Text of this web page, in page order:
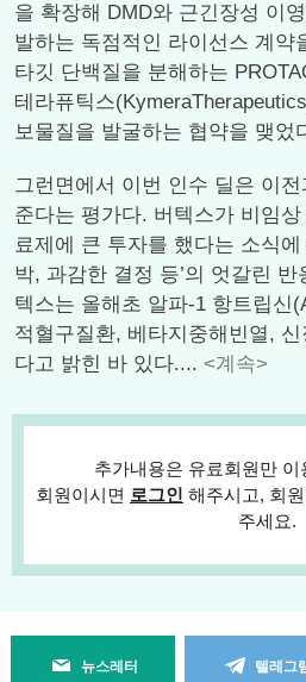
을 확장해 DMD와 근긴장성 이
발하는 독점적인 라이선스 계약
타깃 단백질을 분해하는
테라퓨틱스
보물질을 발굴하는 협약을 맺었
그런면에서 이번 인수 딜은 이
준다는 평가다. 버텍스가 비임
료제에 큰 투자를 했다는 소식
박, 과감한 결정 등’의 엇갈린
텍스는 올해초 알파-1 항트립신
적혈구질환, 베타지중해빈열,
다고 밝힌 바 있다.... <계속>
추가내용은 유료회원만 이
회원이시면 로그인 해주시고, 회
주세요.
뉴스레터 텔레그